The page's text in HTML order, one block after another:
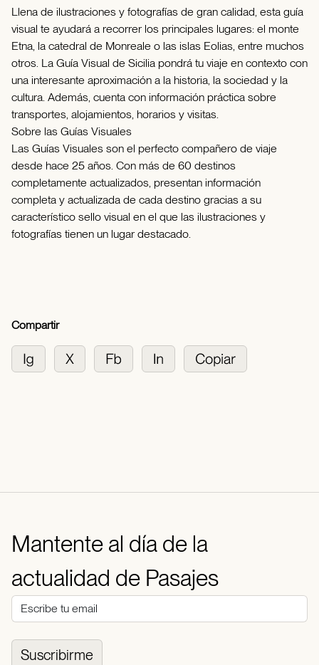
Llena de ilustraciones y fotografías de gran calidad, esta guía
visual te ayudará a recorrer los principales lugares: el monte
Etna, la catedral de Monreale o las islas Eolias, entre muchos
otros. La Guía Visual de Sicilia pondrá tu viaje en contexto con
una interesante aproximación a la historia, la sociedad y la
cultura. Además, cuenta con información práctica sobre
transportes, alojamientos, horarios y visitas.
Sobre las Guías Visuales
Las Guías Visuales son el perfecto compañero de viaje
desde hace 25 años. Con más de 60 destinos
completamente actualizados, presentan información
completa y actualizada de cada destino gracias a su
característico sello visual en el que las ilustraciones y
fotografías tienen un lugar destacado.
Compartir
Mantente al día de la
actualidad de Pasajes
Suscribirme